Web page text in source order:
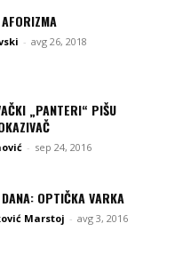
- avg 26, 2018
„PANTERI“ PIŠU
- sep 24, 2016
OPTIČKA VARKA
Marstoj - avg 3, 2016